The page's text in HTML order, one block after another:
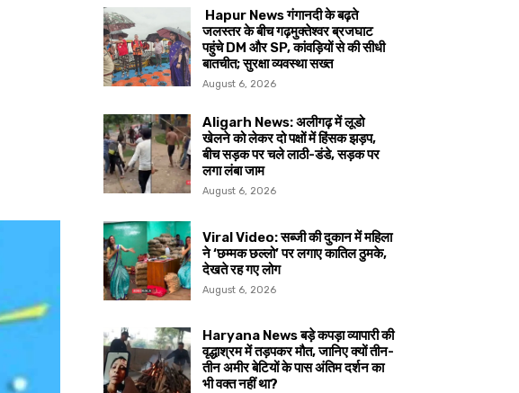
Hapur News गंगानदी के बढ़ते
जलस्तर के बीच गढ़मुक्तेश्वर ब्रजघाट
पहुंचे DM और SP, कांवड़ियों से की सीधी
बातचीत; सुरक्षा व्यवस्था सख्त
August 6, 2026
Aligarh News: अलीगढ़ में लूडो
खेलने को लेकर दो पक्षों में हिंसक झड़प,
बीच सड़क पर चले लाठी-डंडे, सड़क पर
लगा लंबा जाम
August 6, 2026
Viral Video: सब्जी की दुकान में महिला
ने ‘छम्मक छल्लो’ पर लगाए कातिल ठुमके,
देखते रह गए लोग
August 6, 2026
Haryana News बड़े कपड़ा व्यापारी की
वृद्धाश्रम में तड़पकर मौत, जानिए क्यों तीन-
तीन अमीर बेटियों के पास अंतिम दर्शन का
भी वक्त नहीं था?